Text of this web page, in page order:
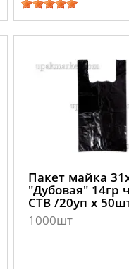
Пакет майка
"Дубовая" 14гр
СТВ /20уп х
1000шт